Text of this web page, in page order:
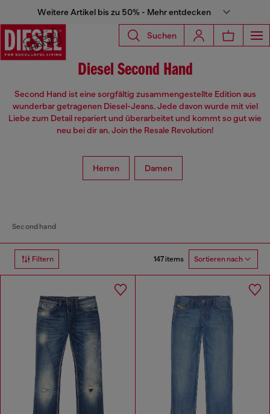
Weitere Artikel bis zu 50% - Mehr entdecken
Suchen
Diesel Second Hand
Second Hand ist eine sorgfältig zusammengestellte Edition aus
wunderbar getragenen Diesel-Jeans. Jede davon wurde mit viel
Liebe zum Detail repariert und überarbeitet und kommt so gut wie
neu bei dir an. Join the Resale Revolution!
Herren Damen
Second hand
Filtern 147 items Sortieren nach